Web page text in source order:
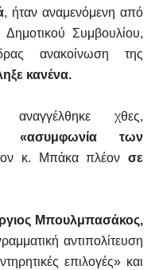
, ήταν αναμενόμενη από
Συμβουλίου,
ανακοίνωση της
κανένα.
αναγγέλθηκε χθες,
«ασυμφωνία των
κ. Μπάκα πλέον σε
Μπουλμπασάκος,
αντιπολίτευση
επιλογές» και